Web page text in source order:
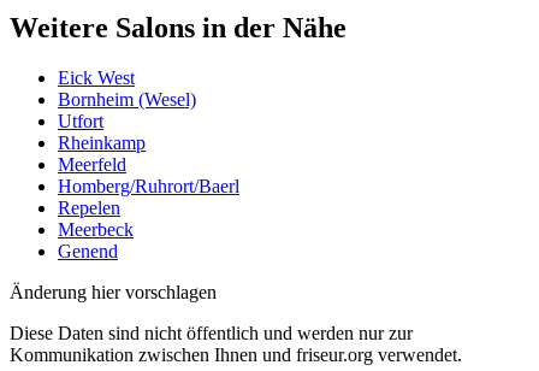
Weitere Salons in der Nähe
Eick West
Bornheim (Wesel)
Utfort
Rheinkamp
Meerfeld
Homberg/Ruhrort/Baerl
Repelen
Meerbeck
Genend
Änderung hier vorschlagen
Diese Daten sind nicht öffentlich und werden nur zur
Kommunikation zwischen Ihnen und friseur.org verwendet.